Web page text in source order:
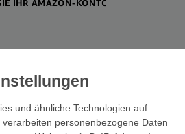
und ähnliche Technologien auf
personenbezogene Daten